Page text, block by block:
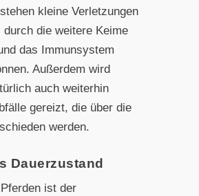
kleine Verletzungen
durch die weitere Keime
das Immunsystem
Außerdem wird
auch weiterhin
gereizt, die über die
werden.
Dauerzustand
ist der